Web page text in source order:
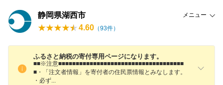
静岡県湖西市 メニュー
4.60 （93件）
ふるさと納税の寄付専用ページになります。
■■※注意■■■■■■■■■■■■■■■■■■■■■■■■■■■■■■■■■■■■
■・「注文者情報」を寄付者の住民票情報とみなします。
・必ず